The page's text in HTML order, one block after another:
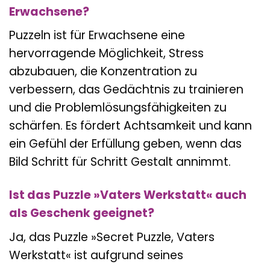
Erwachsene?
Puzzeln ist für Erwachsene eine
hervorragende Möglichkeit, Stress
abzubauen, die Konzentration zu
verbessern, das Gedächtnis zu trainieren
und die Problemlösungsfähigkeiten zu
schärfen. Es fördert Achtsamkeit und kann
ein Gefühl der Erfüllung geben, wenn das
Bild Schritt für Schritt Gestalt annimmt.
Ist das Puzzle »Vaters Werkstatt« auch
als Geschenk geeignet?
Ja, das Puzzle »Secret Puzzle, Vaters
Werkstatt« ist aufgrund seines